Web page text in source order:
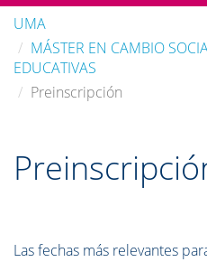
UMA
MÁSTER EN CAMBIO
EDUCATIVAS
Preinscripción
Las fechas más relevantes